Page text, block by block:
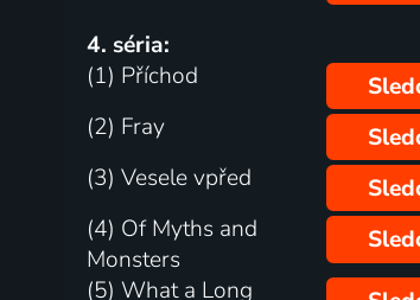
4. séria:
(1) Příchod
(2) Fray
(3) Vesele vpřed
(4) Of Myths and
Monsters
(5) What a Long